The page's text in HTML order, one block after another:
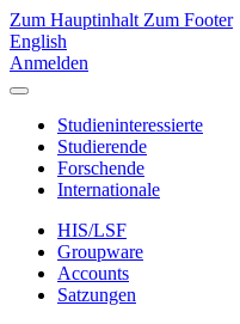
Zum Hauptinhalt Zum Footer
English
Anmelden
Studieninteressierte
Studierende
Forschende
Internationale
HIS/LSF
Groupware
Accounts
Satzungen